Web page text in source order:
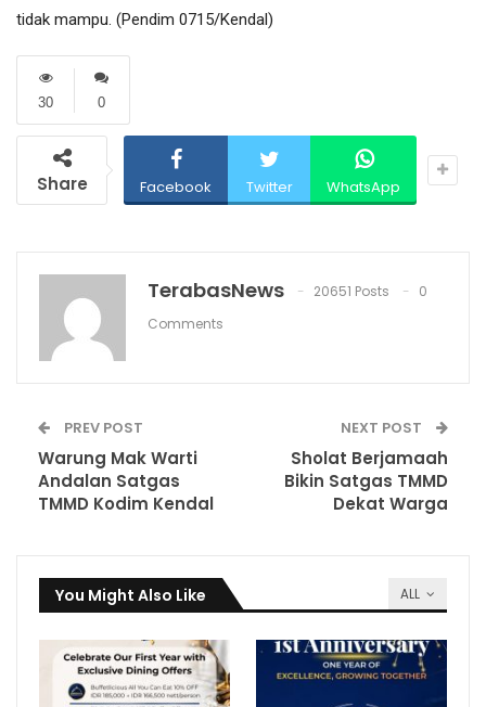
tidak mampu. (Pendim 0715/Kendal)
0
30
Share Facebook Twitter WhatsApp
TerabasNews 20651 Posts
0
Comments
PREV POST
Warung Mak Warti
Andalan Satgas
TMMD Kodim Kendal
NEXT POST
Sholat Berjamaah
Bikin Satgas TMMD
Dekat Warga
ALL
You Might Also Like